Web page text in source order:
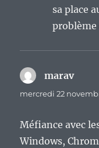
sa place
maravdit :
mercredi 22
Méfiance avec
Windows,